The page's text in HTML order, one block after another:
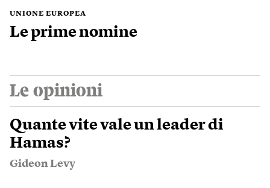
UNIONE EUROPEA
Le prime nomine
Le opinioni
Quante vite vale un leader di
Hamas?
Gideon Levy